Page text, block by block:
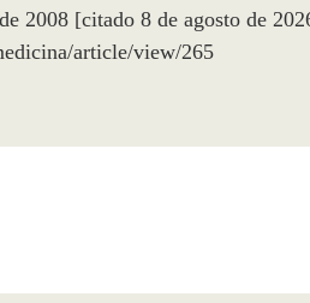
2008 [citado 8 de agosto de
article/view/265